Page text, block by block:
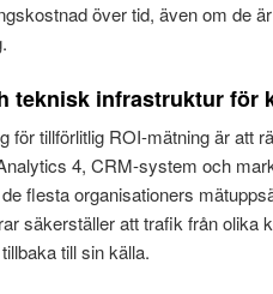
över tid, även om de
teknisk infrastruktur för
för tillförlitlig ROI-mätning är att
4, CRM-system och
flesta organisationers
säkerställer att trafik från olika
till sin källa.